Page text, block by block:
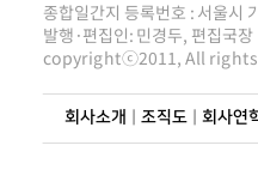
종합일간지 등록번호 : 서울시
발행·편집인: 민경두, 편집국
copyrightⓒ2011, All rights
회사소개 조직도| 회사연